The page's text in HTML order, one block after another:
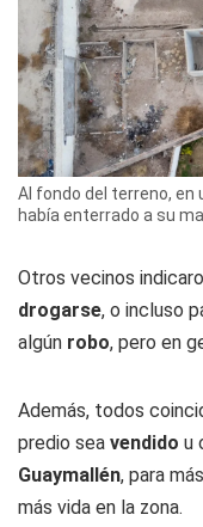
Al fondo del terreno, en
había enterrado a su
Otros vecinos
drogarse, o incluso
algún robo, pero en
Además, todos
predio sea vendido u
Guaymallén, para
más vida en la zona.